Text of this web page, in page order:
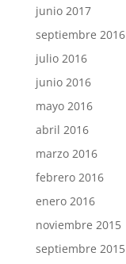
junio 2017
septiembre 2016
julio 2016
junio 2016
mayo 2016
abril 2016
marzo 2016
febrero 2016
enero 2016
noviembre 2015
septiembre 2015